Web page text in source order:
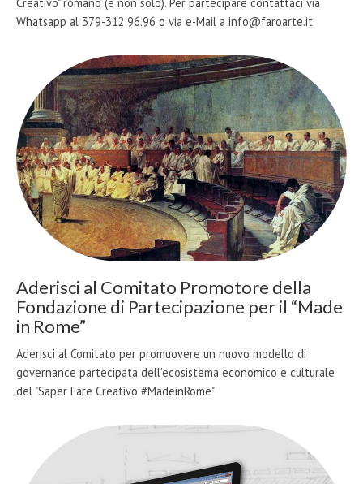
Whatsapp al 379-312.96.96 o via e-Mail a info@faroarte.it
Aderisci al Comitato Promotore della
Fondazione di Partecipazione per il “Made
in Rome”
Aderisci al Comitato per promuovere un nuovo modello di
governance partecipata dell'ecosistema economico e culturale
del "Saper Fare Creativo #MadeinRome"